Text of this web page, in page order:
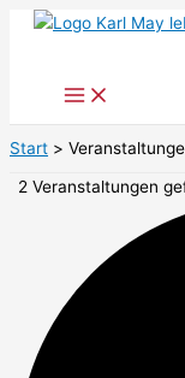
Zum
Start
2 Veranstaltungen